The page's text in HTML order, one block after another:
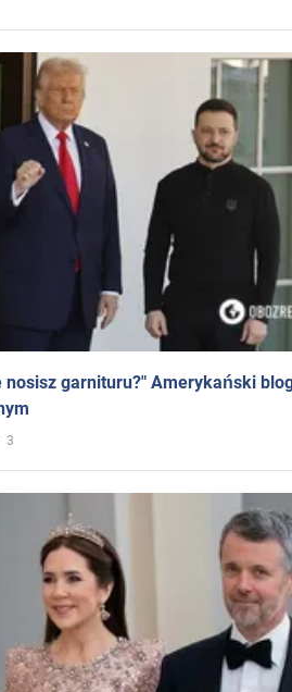
nosisz garnituru?" Amerykański
3